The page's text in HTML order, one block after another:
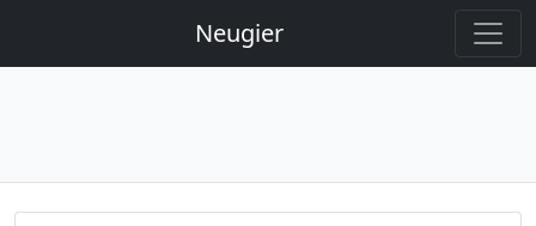
Neugier